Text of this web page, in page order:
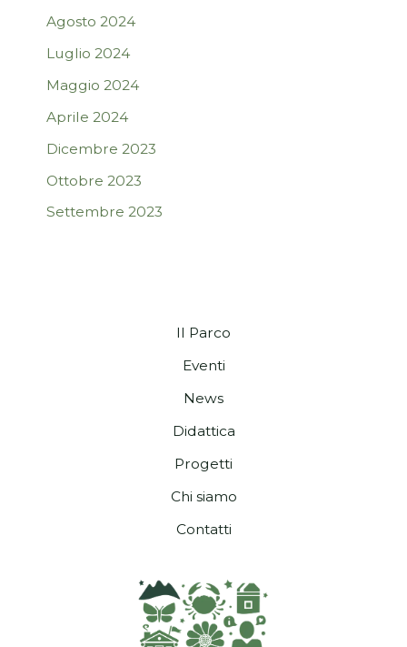
Agosto 2024
Luglio 2024
Maggio 2024
Aprile 2024
Dicembre 2023
Ottobre 2023
Settembre 2023
Il Parco
Eventi
News
Didattica
Progetti
Chi siamo
Contatti